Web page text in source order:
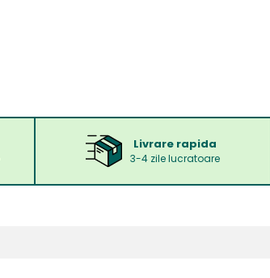
Livrare rapida
3-4 zile lucratoare